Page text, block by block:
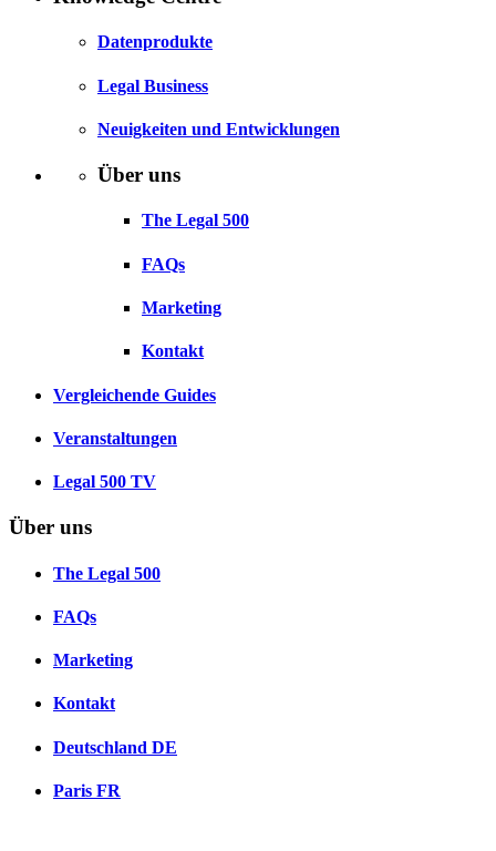
Datenprodukte
Legal Business
Neuigkeiten und Entwicklungen
Über uns
The Legal 500
FAQs
Marketing
Kontakt
Vergleichende Guides
Veranstaltungen
Legal 500 TV
Über uns
The Legal 500
FAQs
Marketing
Kontakt
Deutschland DE
Paris FR